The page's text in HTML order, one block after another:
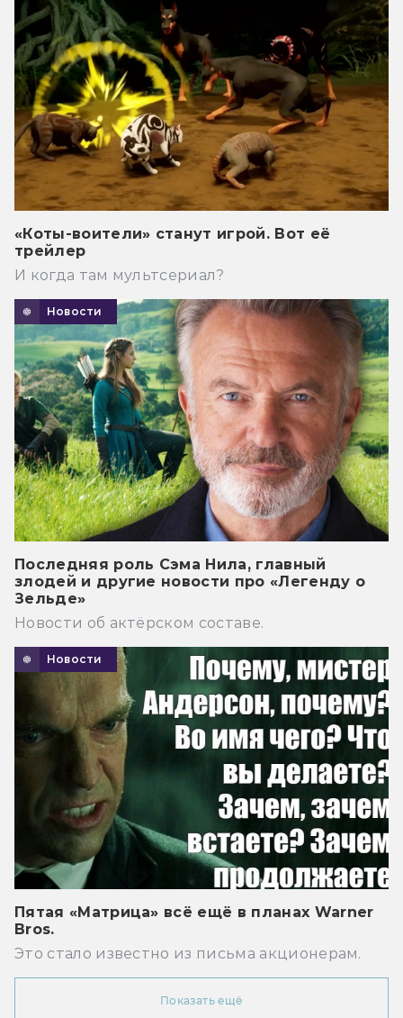
«Коты-воители» станут игрой. Вот её
трейлер
И когда там мультсериал?
Новости
Последняя роль Сэма Нила, главный
злодей и другие новости про «Легенду о
Зельде»
Новости об актёрском составе.
Новости
Пятая «Матрица» всё ещё в планах Warner
Bros.
Это стало известно из письма акционерам.
Показать ещё